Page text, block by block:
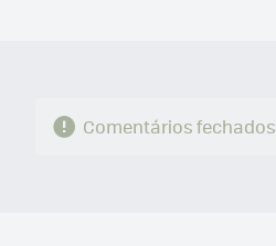
Comentários fechados